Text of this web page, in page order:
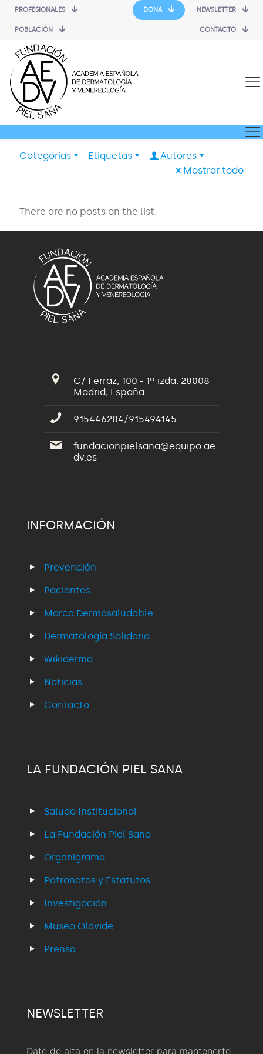
PROFESIONALES
POBLACIÓN
DONA NEWSLETTER
CONTACTO
Categorias Etiquetas
Autores
Mostrar todo
There are no posts on the list.
C/ Ferraz, 100 - 1º izda. 28008
Madrid, España.
915446284/915494145
fundacionpielsana@equipo.ae
dv.es
INFORMACIÓN
Prevención
Pacientes
Marca Dermosaludable
Dermatología Solidaria
Wikiderma
Noticias
Contacto
LA FUNDACIÓN PIEL SANA
Saludo Institucional
La Fundación Piel Sana
Organigrama
Patronatos y Estatutos
Investigación
Museo Olavide
Prensa
NEWSLETTER
Date de alta en la newsletter para mantenerte